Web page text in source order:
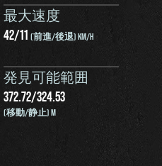
最大速度
42/11 (前進/後退) KM/H
発見可能範囲
372.72/324.53
(移動/静止) M